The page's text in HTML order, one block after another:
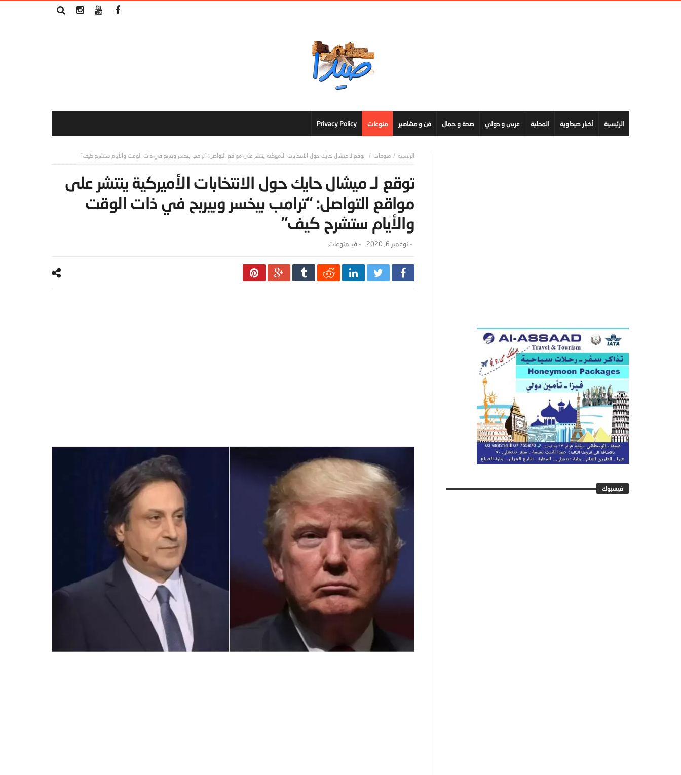
الرئيسية أخبار صيداوية المحلية عربي و دولي صحة و جمال فن و مشاهير منوعات Privacy Policy
منوعات توقع لـ ميشال حايك حول الانتخابات الأميركية ينتشر على مواقع التواصل: “ترامب بيخسر وبيربح في ذات الوقت والأيام ستشرح كيف”
توقع لـ ميشال حايك حول الانتخابات الأميركية ينتشر على
مواقع التواصل: “ترامب بيخسر وبيربح في ذات الوقت
والأيام ستشرح كيف”
- نوفمبر 6, 2020 - ‎في منوعات
فيسبوك